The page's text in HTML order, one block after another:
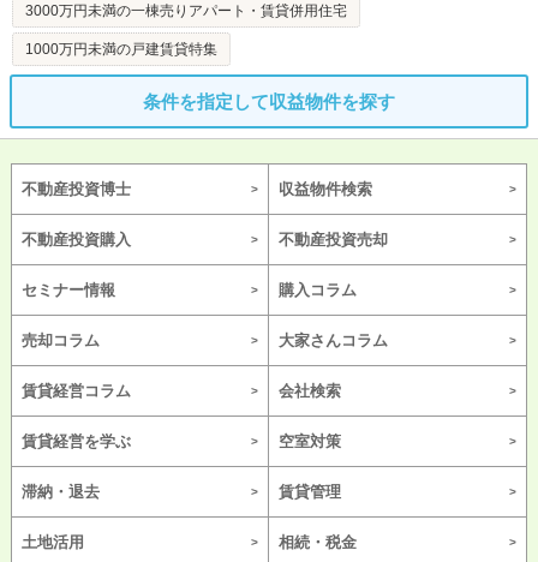
3000万円未満の一棟売りアパート・賃貸併用住宅
1000万円未満の戸建賃貸特集
条件を指定して収益物件を探す
不動産投資博士 収益物件検索
不動産投資購入 不動産投資売却
セミナー情報 購入コラム
売却コラム 大家さんコラム
賃貸経営コラム 会社検索
賃貸経営を学ぶ 空室対策
滞納・退去 賃貸管理
土地活用 相続・税金